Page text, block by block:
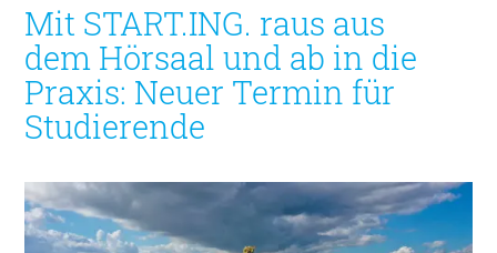
Ingenieurkammer-Bau NRW
Willkommen bei der Kammer
Aufgaben
Gremien
Geschäftsstelle
Veranstaltungsformate
Unsere Publikationen
Mit START.ING. raus aus
dem Hörsaal und ab in die
Praxis: Neuer Termin für
Studierende